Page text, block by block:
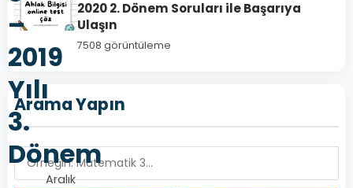
–
2019
Yılı
3.
Dönem
Aralık
2020 2. Dönem Soruları ile Başarıya
Ulaşın
7508 görüntüleme
Arama Yapın